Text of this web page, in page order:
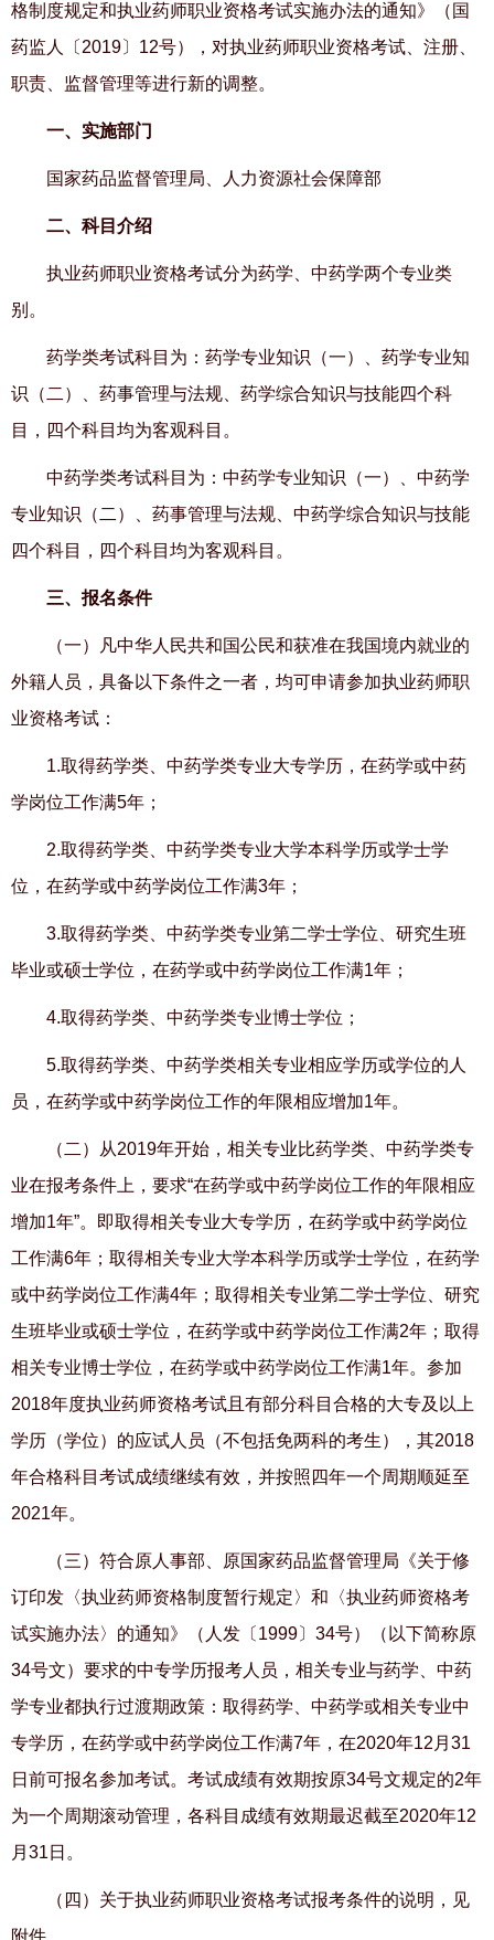
格制度规定和执业药师职业资格考试实施办法的通知》（ 国
药监人〔 2019〕 12号），对执业药师职业资格考试、注册、
职责、监督管理等进行新的调整。
一、实施部门
国家药品监督管理局、人力资源社会保障部
二、科目介绍
执业药师职业资格考试分为药学、中药学两个专业类
别。
药学类考试科目为：药学专业知识（一）、药学专业知
识（二）、药事管理与法规、药学综合知识与技能四个科
目，四个科目均为客观科目。
中药学类考试科目为：中药学专业知识（一）、中药学
专业知识（二）、药事管理与法规、中药学综合知识与技能
四个科目，四个科目均为客观科目。
三、报名条件
（一）凡中华人民共和国公民和获准在我国境内就业的
外籍人员，具备以下条件之一者，均可申请参加执业药师职
业资格考试：
1.取得药学类、中药学类专业大专学历，在药学或中药
学岗位工作满5年；
2.取得药学类、中药学类专业大学本科学历或学士学
位，在药学或中药学岗位工作满3年；
3.取得药学类、中药学类专业第二学士学位、研究生班
毕业或硕士学位，在药学或中药学岗位工作满1年；
4.取得药学类、中药学类专业博士学位；
5.取得药学类、中药学类相关专业相应学历或学位的人
员，在药学或中药学岗位工作的年限相应增加1年。
（二）从2019年开始，相关专业比药学类、中药学类专
业在报考条件上，要求“在药学或中药学岗位工作的年限相应
增加1年”。即取得相关专业大专学历，在药学或中药学岗位
工作满6年；取得相关专业大学本科学历或学士学位，在药学
或中药学岗位工作满4年；取得相关专业第二学士学位、研究
生班毕业或硕士学位，在药学或中药学岗位工作满2年；取得
相关专业博士学位，在药学或中药学岗位工作满1年。参加
2018年度执业药师资格考试且有部分科目合格的大专及以上
学历（学位）的应试人员（不包括免两科的考生），其2018
年合格科目考试成绩继续有效，并按照四年一个周期顺延至
2021年。
（三）符合原人事部、原国家药品监督管理局《关于修
订印发〈执业药师资格制度暂行规定〉和〈执业药师资格考
试实施办法〉的通知》（人发〔1999〕 34号）（以下简称原
34号文）要求的中专学历报考人员，相关专业与药学、中药
学专业都执行过渡期政策：取得药学、中药学或相关专业中
专学历，在药学或中药学岗位工作满7年，在2020年12 月 31
日前可报名参加考试。考试成绩有效期按原34号文规定的2年
为一个周期滚动管理，各科目成绩有效期最迟截至2020年12
月 31日。
（四）关于执业药师职业资格考试报考条件的说明，见
附件。